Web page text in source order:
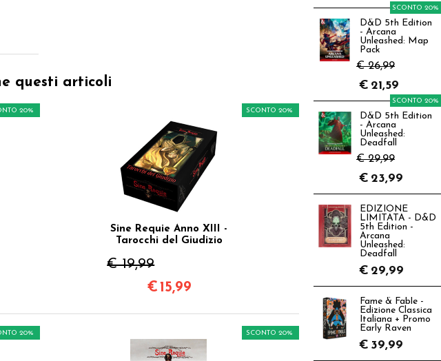
questi articoli
20%
Sine Requie Anno XIII -
Tarocchi del Giudizio
€ 19,99
SCONTO 20%
€ 15,99
20% SCONTO 20%
D&D 5th Edition
- Arcana
Unleashed: Map
Pack
€ 26,99
SCONTO 20%
€ 21,59
D&D 5th Edition
- Arcana
Unleashed:
Deadfall
€ 29,99
SCONTO 20%
€ 23,99
EDIZIONE
LIMITATA - D&D
5th Edition -
Arcana
Unleashed:
Deadfall
€ 29,99
Fame & Fable -
Edizione Classica
Italiana + Promo
Early Raven
€ 39,99